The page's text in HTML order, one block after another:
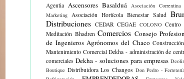
Agentia Ascensores Basalduá Asociación Correntina
Marketing Asociación Hortícola Bienestar Salud
Distribuciones CEDAR CEGAE COLONO Centro
Meditación Bhadren Comercios Consejo
de Ingenieros Agrónomos del Chaco
Mantenimiento Comercial Dekha - administración de
comerciales Dekha - soluciones para empresas
Boutique Distribuidora Los Changos Don Pedro -